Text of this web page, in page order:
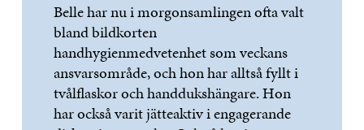
Belle har nu i morgonsamlingen ofta valt
bland bildkorten
handhygienmedvetenhet som veckans
ansvarsområde, och hon har alltså fyllt i
tvålflaskor och handdukshängare. Hon
har också varit jätteaktiv i engagerande